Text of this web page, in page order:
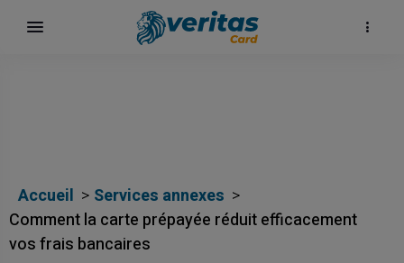
Accueil
Services annexes
Comment la carte prépayée réduit efficacement
vos frais bancaires